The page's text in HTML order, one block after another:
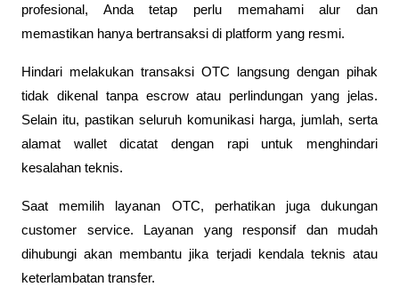
profesional, Anda tetap perlu memahami alur dan
memastikan hanya bertransaksi di platform yang resmi.
Hindari melakukan transaksi OTC langsung dengan pihak
tidak dikenal tanpa escrow atau perlindungan yang jelas.
Selain itu, pastikan seluruh komunikasi harga, jumlah, serta
alamat wallet dicatat dengan rapi untuk menghindari
kesalahan teknis.
Saat memilih layanan OTC, perhatikan juga dukungan
customer service. Layanan yang responsif dan mudah
dihubungi akan membantu jika terjadi kendala teknis atau
keterlambatan transfer.